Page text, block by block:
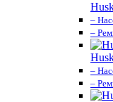
–
–
–
–